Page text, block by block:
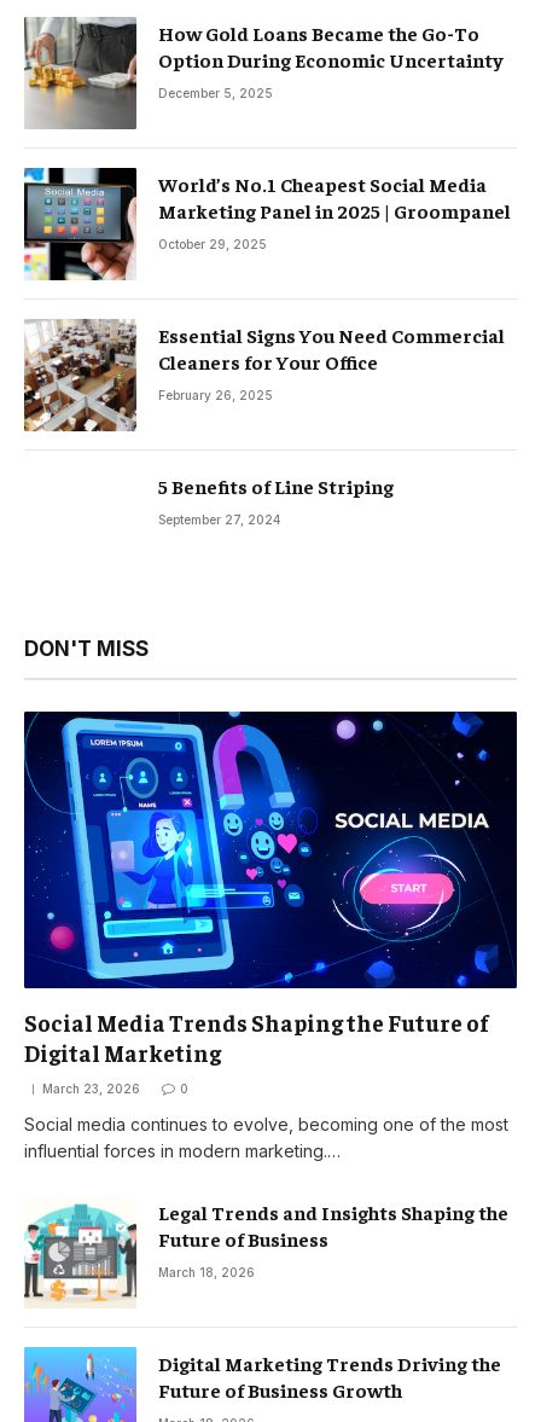
How Gold Loans Became the Go-To
Option During Economic Uncertainty
December 5, 2025
World’s No.1 Cheapest Social Media
Marketing Panel in 2025 | Groompanel
October 29, 2025
Essential Signs You Need Commercial
Cleaners for Your Office
February 26, 2025
5 Benefits of Line Striping
September 27, 2024
DON'T MISS
Social Media Trends Shaping the Future of
Digital Marketing
March 23, 2026 0
Social media continues to evolve, becoming one of the most
influential forces in modern marketing.…
Legal Trends and Insights Shaping the
Future of Business
March 18, 2026
Digital Marketing Trends Driving the
Future of Business Growth